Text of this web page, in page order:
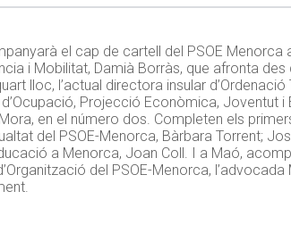
el cap de cartell del PSOE
i Mobilitat, Damià Borràs, que afronta
lloc, l’actual directora insular
Projecció Econòmica, Joventut
en el número dos. Completen els
del PSOE-Menorca, Bàrbara Torrent;
a Menorca, Joan Coll. I a Maó,
del PSOE-Menorca,